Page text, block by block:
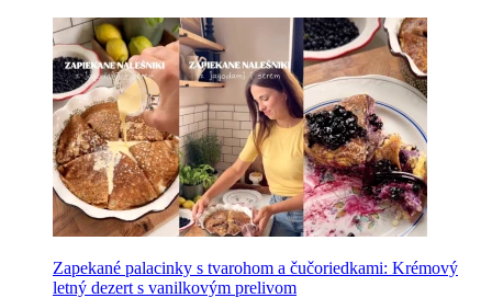
Zapekané palacinky s tvarohom a čučoriedkami: Krémový
letný dezert s vanilkovým prelivom